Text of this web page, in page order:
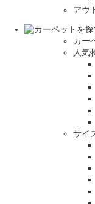
アウ
カー
人気
サイ